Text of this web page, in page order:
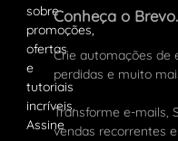
Conheça o Brevo.
Crie automações de
perdidas e muito
Transforme e-mails,
vendas recorrentes